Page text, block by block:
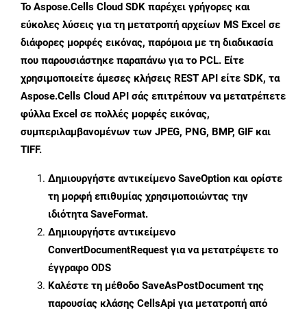
Το Aspose.Cells Cloud SDK παρέχει γρήγορες και
εύκολες λύσεις για τη μετατροπή αρχείων MS Excel σε
διάφορες μορφές εικόνας, παρόμοια με τη διαδικασία
που παρουσιάστηκε παραπάνω για το PCL. Είτε
χρησιμοποιείτε άμεσες κλήσεις REST API είτε SDK, τα
Aspose.Cells Cloud API σάς επιτρέπουν να μετατρέπετε
φύλλα Excel σε πολλές μορφές εικόνας,
συμπεριλαμβανομένων των JPEG, PNG, BMP, GIF και
TIFF.
Δημιουργήστε αντικείμενο SaveOption και ορίστε
τη μορφή επιθυμίας χρησιμοποιώντας την
ιδιότηταSaveFormat.
Δημιουργήστε αντικείμενο
ConvertDocumentRequest για να μετατρέψετε το
έγγραφο ODS
Καλέστε τη μέθοδο SaveAsPostDocument της
παρουσίας κλάσης CellsApi για μετατροπή από